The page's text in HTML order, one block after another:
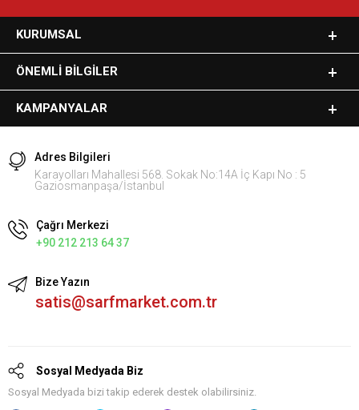
KURUMSAL
ÖNEMLI BILGILER
KAMPANYALAR
Adres Bilgileri
Karayolları Mahallesi 568. Sokak No:14A İç Kapı No : 5
Gaziosmanpaşa/İstanbul
Çağrı Merkezi
+90 212 213 64 37
Bize Yazın
satis@sarfmarket.com.tr
Sosyal Medyada Biz
Sosyal Medyada bizi takip ederek destek olabilirsiniz.